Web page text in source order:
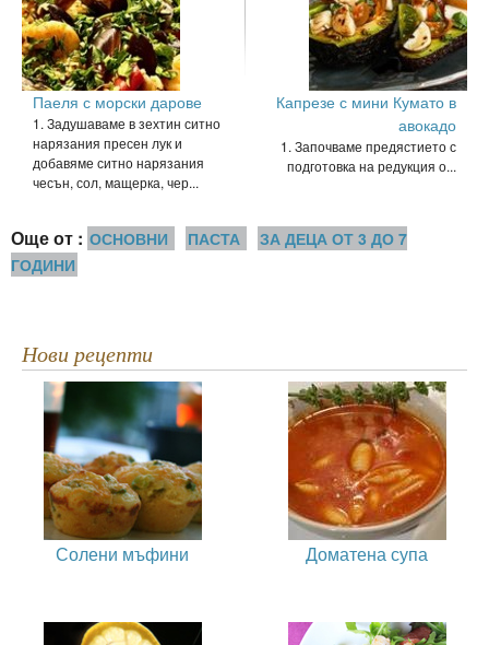
Паеля с морски дарове
1. Задушаваме в зехтин ситно
нарязания пресен лук и
добавяме ситно нарязания
чесън, сол, мащерка, чер...
Капрезе с мини Кумато в
авокадо
1. Започваме предястието с
подготовка на редукция о...
Още от : ОСНОВНИ ПАСТА
ЗА ДЕЦА ОТ 3 ДО 7
ГОДИНИ
Нови рецепти
Солени мъфини Доматена супа